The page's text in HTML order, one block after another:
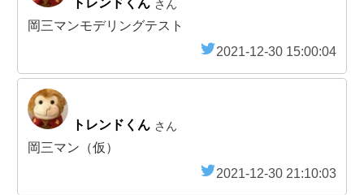
さん
岡三マンモデリングテスト
2021-12-30 15:00:04
トレンドくん さん
岡三マン（仮）
2021-12-30 21:10:03